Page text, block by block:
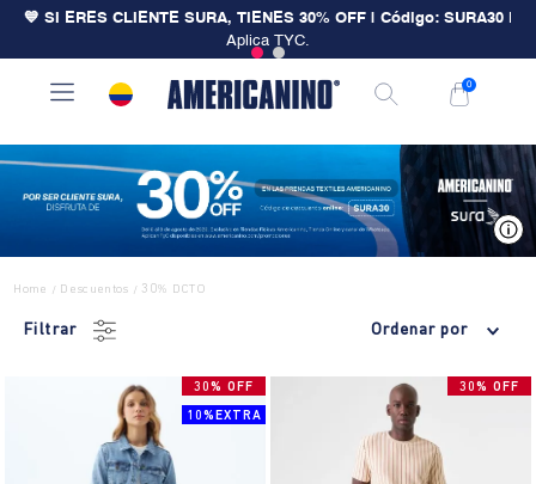
💙 SI ERES CLIENTE SURA, TIENES 30% OFF | Código: SURA30
Aplica TYC.
0
Home / Descuentos / 30% DCTO
Filtrar Ordenar por
30% OFF
10%EXTRA
30% OFF